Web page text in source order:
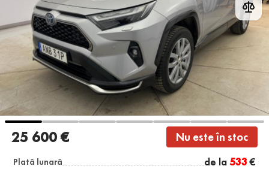
25 600 € Nu este în stoc
Plată lunară de la 533€